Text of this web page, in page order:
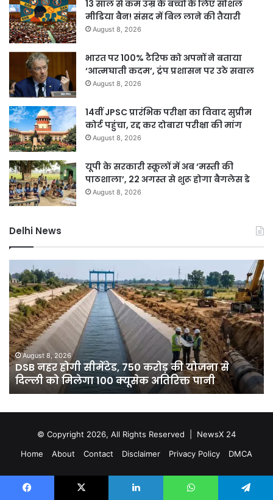
13 साल से कम उम्र के बच्चों के लिए सोशल
मीडिया बैन! संसद में बिल लाने की तैयारी
August 8, 2026
भारत पर 100% टैरिफ को अपनों ने बताया
‘आत्मघाती कदम’, ट्रंप प्रशासन पर उठे सवाल
August 8, 2026
14वीं JPSC प्रारंभिक परीक्षा का विवाद सुप्रीम
कोर्ट पहुंचा, रद्द कर दोबारा परीक्षा की मांग
August 8, 2026
यूपी के सरकारी स्कूलों में अब ‘मस्ती की
पाठशाला’, 22 अगस्त से शुरू होगा बैगलेस डे
August 8, 2026
Delhi News
नहर
होगी
सीमेंटेड,
750
करोड़
की
योजना
से
दिल्ली
को
August 8, 2026
DSB नहर होगी सीमेंटेड, 750 करोड़ की योजना से
दिल्ली को मिलेगा 100 क्यूसेक अतिरिक्त पानी
में
ने
15
का
7
© Copyright 2026, All Rights Reserved | NewsX 24
Home
About Contact Disclaimer Privacy Policy DMCA